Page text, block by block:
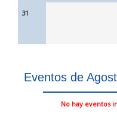
31
Eventos de
No hay eventos